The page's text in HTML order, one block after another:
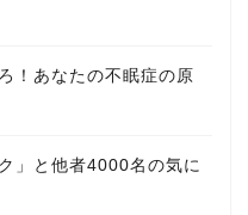
！あなたの不眠症の原
」と他者4000名の気に